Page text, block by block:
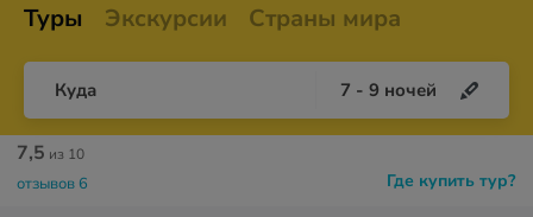
Туры Экскурсии Страны мира
Куда 7 - 9 ночей
Где купить тур?
7,5 из 10
отзывов 6